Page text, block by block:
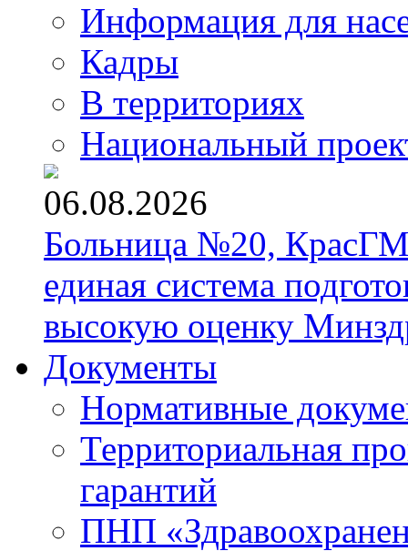
Информация для
Кадры
В территориях
Национальный
06.08.2026
Больница №20,
единая система
высокую оценку
Документы
Нормативные
Территориальная
гарантий
ПНП